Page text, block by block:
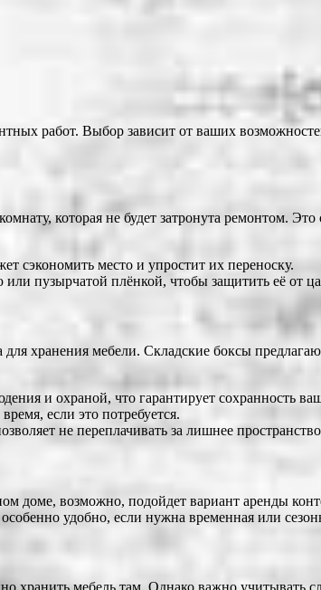
работ. Выбор зависит от ваших
которая не будет затронута ремонтом.
сэкономить место и упростит их переноску.
или пузырчатой плёнкой, чтобы защитить её от
хранения мебели. Складские боксы
и охраной, что гарантирует сохранность
если это потребуется.
не переплачивать за лишнее
доме, возможно, подойдет вариант аренды
удобно, если нужна временная или
хранить мебель там. Однако важно учитывать